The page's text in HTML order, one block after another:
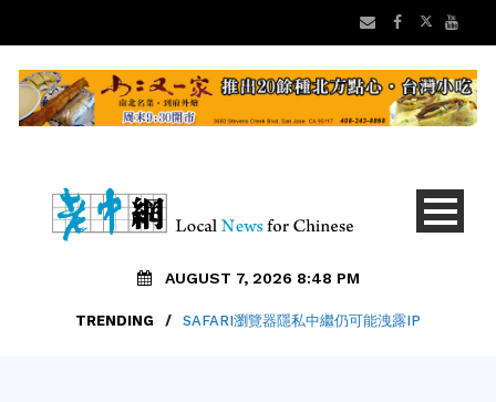
AUGUST 7, 2026 8:48 PM
TRENDING / SAFARI瀏覽器隱私中繼仍可能洩露IP